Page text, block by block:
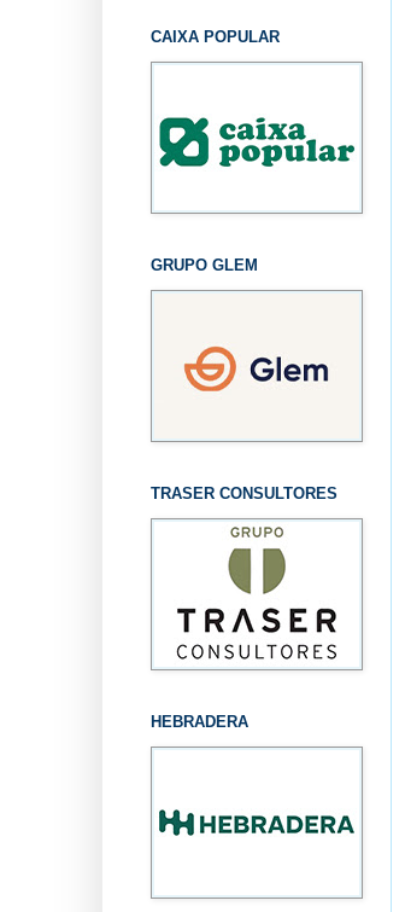
CAIXA POPULAR
GRUPO GLEM
TRASER CONSULTORES
HEBRADERA